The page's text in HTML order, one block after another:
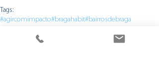
Tags:
#agircomimpacto#bragahabit#bairrosdebraga